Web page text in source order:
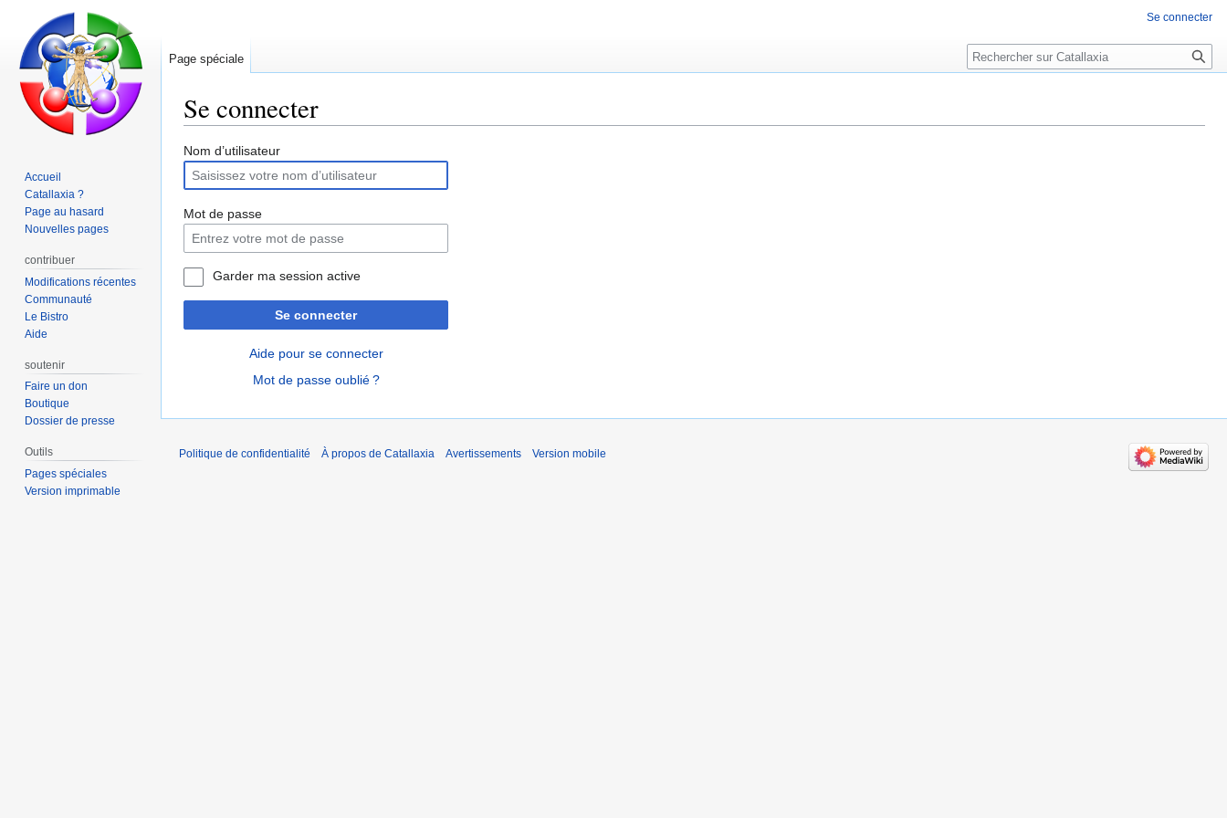
Se connecter
Aller
la
navigation
Aller
la
recherche
Nom d’utilisateur
Mot de passe
Garder ma session active
Se connecter
Aide pour se connecter
Mot de passe oublié ?
Se connecter
Page spéciale Rechercher
Accueil
Catallaxia ?
Page au hasard
Nouvelles pages
contribuer
Modifications récentes
Communauté
Le Bistro
Aide
soutenir
Faire un don
Boutique
Dossier de presse
Outils
Pages spéciales
Version imprimable
Politique de confidentialité À propos de Catallaxia Avertissements Version mobile